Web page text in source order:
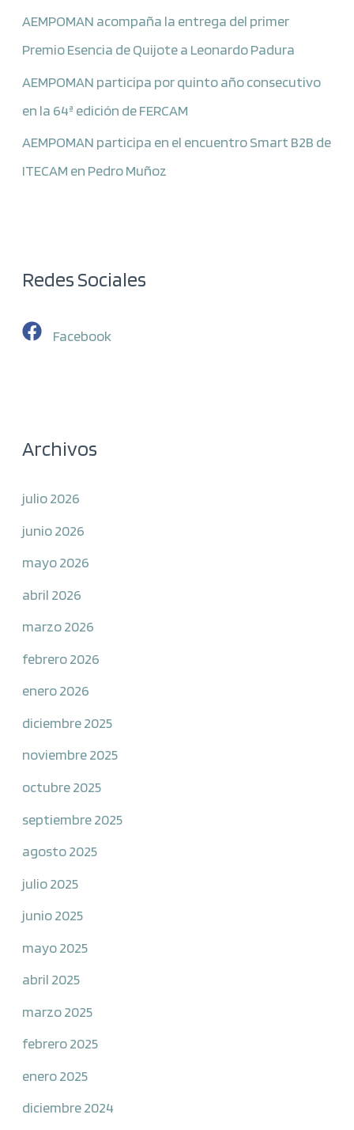
AEMPOMAN acompaña la entrega del primer
Premio Esencia de Quijote a Leonardo Padura
AEMPOMAN participa por quinto año consecutivo
en la 64ª edición de FERCAM
AEMPOMAN participa en el encuentro Smart B2B de
ITECAM en Pedro Muñoz
Redes Sociales
Facebook
Archivos
julio 2026
junio 2026
mayo 2026
abril 2026
marzo 2026
febrero 2026
enero 2026
diciembre 2025
noviembre 2025
octubre 2025
septiembre 2025
agosto 2025
julio 2025
junio 2025
mayo 2025
abril 2025
marzo 2025
febrero 2025
enero 2025
diciembre 2024